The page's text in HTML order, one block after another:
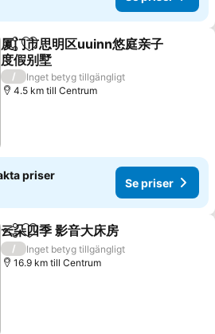
Dela Lägg till i Mina Favoriter
厦门市思明区uuinn悠庭亲子
度假别墅
Se priser
/
Inget betyg tillgängligt
4.5 km till Centrum
priser
Se priser
Dela Lägg till i Mina Favoriter
云朵四季 影音大床房
/
Inget betyg tillgängligt
16.9 km till Centrum